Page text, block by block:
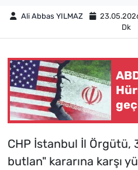
Ali Abbas YILMAZ
Dk
CHP İstanbul İl Örgütü,
butlan" kararına karşı